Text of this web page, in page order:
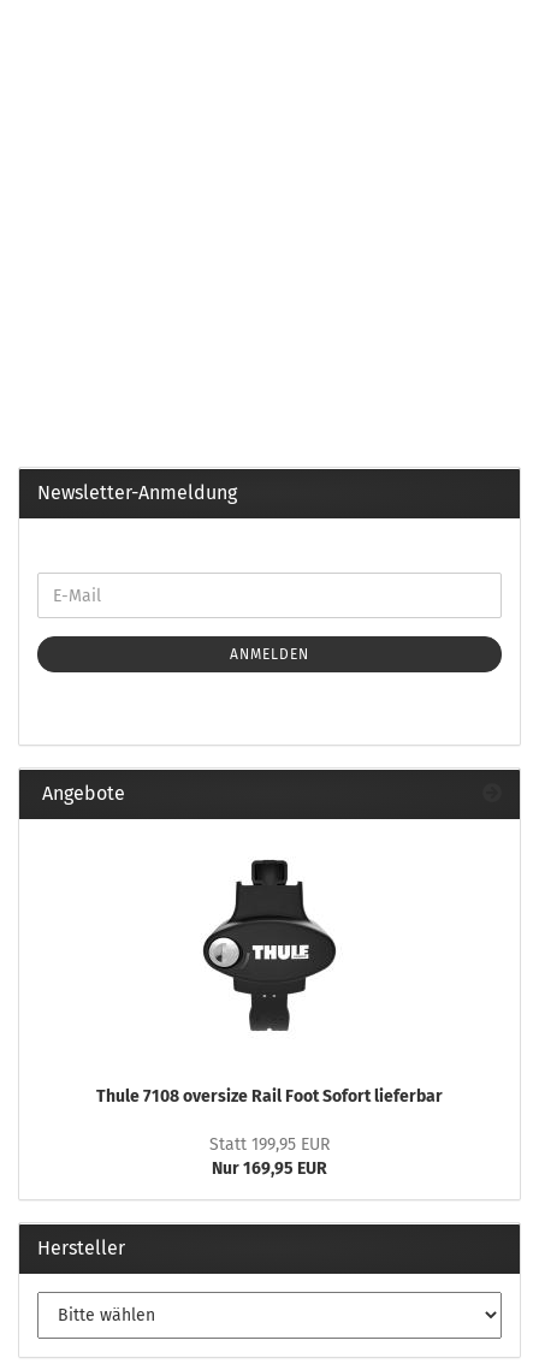
Newsletter-Anmeldung
ANMELDEN
Angebote
Thule 7108 oversize Rail Foot Sofort lieferbar
Statt 199,95 EUR
Nur 169,95 EUR
Hersteller